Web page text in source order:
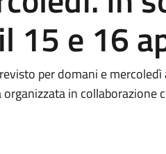
15 e 16
per domani e
in collaborazione